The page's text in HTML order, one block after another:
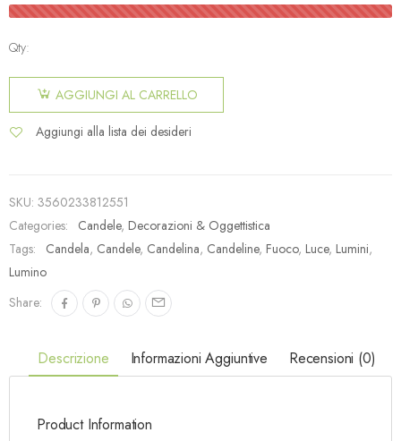
Qty:
AGGIUNGI AL CARRELLO
Aggiungi alla lista dei desideri
SKU: 3560233812551
Categories:
Candele, Decorazioni & Oggettistica
Tags:
Candela, Candele, Candelina, Candeline, Fuoco, Luce, Lumini,
Lumino
Share:
Descrizione Informazioni Aggiuntive Recensioni (0)
Product Information